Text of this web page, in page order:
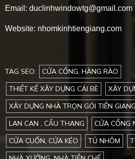
Email: duclinhwindowtg@gmail.com
Website: nhomkinhtiengiang.com
TAG SEO:
CỬA CỔNG, HÀNG RÀO
THIẾT KẾ XÂY DỰNG CÁI BÈ
XÂY
XÂY DỰNG NHÀ TRỌN GÓI TIỀN GIANG
LAN CAN , CẦU THANG
CỬA CỔNG
CỬA CUỐN, CỬA KÉO
TỦ NHÔM